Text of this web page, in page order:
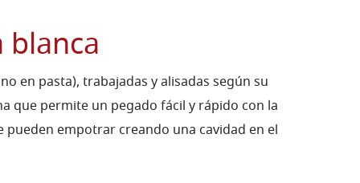
blanca
en pasta), trabajadas y alisadas según su
que permite un pegado fácil y rápido con la
pueden empotrar creando una cavidad en el